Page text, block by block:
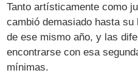
Tanto artísticamente como
cambió demasiado hasta
de ese mismo año, y las
encontrarse con esa
mínimas.